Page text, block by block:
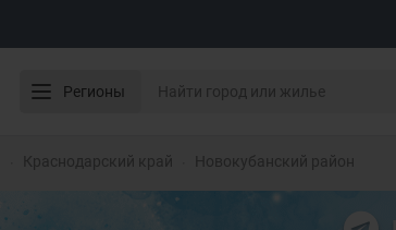
Регионы
Краснодарский край Новокубанский район